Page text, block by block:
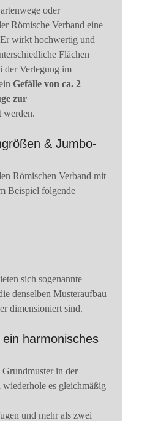
oder
Römische Verband eine
wirkt hochwertig und
Flächen
der Verlegung im
Gefälle von ca. 2
zur
werden.
& Jumbo-
Römischen Verband mit
Beispiel folgende
sich sogenannte
denselben Musteraufbau
dimensioniert sind.
harmonisches
in der
es gleichmäßig
und mehr als zwei